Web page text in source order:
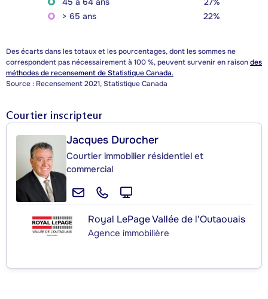
> 65 ans
22%
Des écarts dans les totaux et les pourcentages, dont les sommes ne
correspondent pas nécessairement à 100 %, peuvent survenir en raisondes
méthodes de recensement de Statistique Canada.
Source : Recensement 2021, Statistique Canada
Courtier inscripteur
Jacques Durocher
Courtier immobilier résidentiel et
commercial
Royal LePage Vallée de l'Outaouais
Agence immobilière